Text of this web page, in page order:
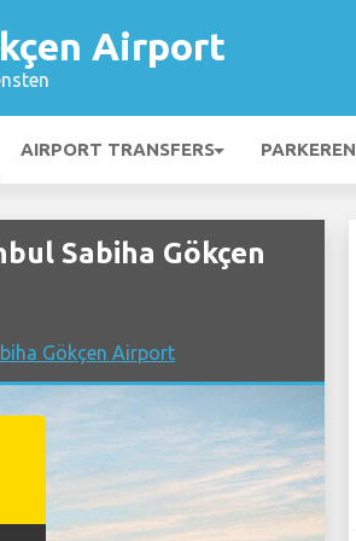
Airport
AIRPORT TRANSFERS PARKEREN
Sabiha Gökçen
Gökçen Airport